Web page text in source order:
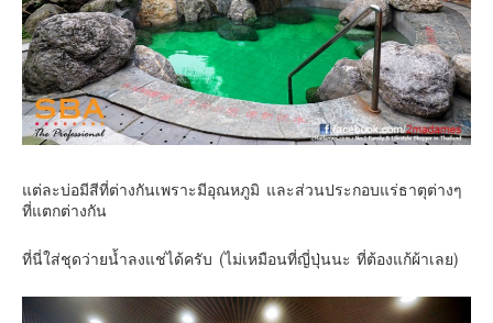
แต่ละบ่อมีสีที่ต่างกันเพราะมีอุณหภูมิ และส่วนประกอบแร่ธาตุต่างๆ
ที่แตกต่างกัน
ที่นี่ใส่ชุดว่ายน้ำลงแช่ได้ครับ (ไม่เหมือนที่ญี่ปุ่นนะ ที่ต้องแก้ผ้าเลย)